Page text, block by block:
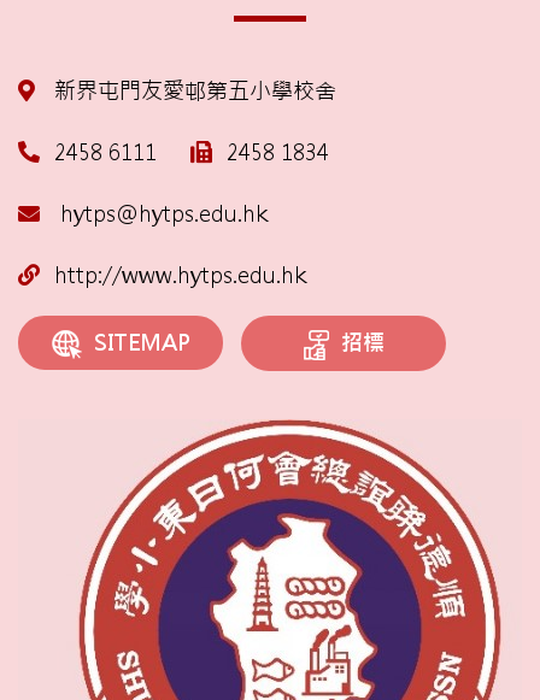
新界屯門友愛邨第五小學校舍
2458 6111 2458 1834
hytps@hytps.edu.hk
http://www.hytps.edu.hk
SITEMAP 招標